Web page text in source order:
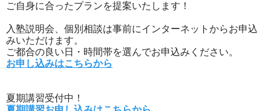
ご自身に合ったプランを提案いたします！
入塾説明会、個別相談は事前にインターネットからお申込
みいただけます。
ご都合の良い日・時間帯を選んでお申込みください。
お申し込みはこちらから
夏期講習受付中！